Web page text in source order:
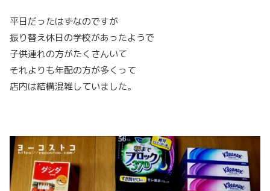
平日だったはずなのですが
振り替え休日の学校があったようで
子供連れの方がたくさんいて
それよりも年配の方が多くって
店内は結構混雑していました。